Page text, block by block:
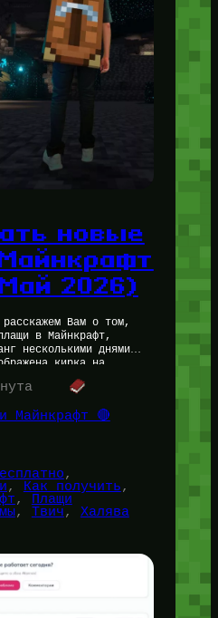
новые
2026)
Вам о том,
в Майнкрафт,
несколькими днями
кирка на
положениях.
Майнкрафт 🔴
, Как получить
,
Плащи
, Твич, Халява